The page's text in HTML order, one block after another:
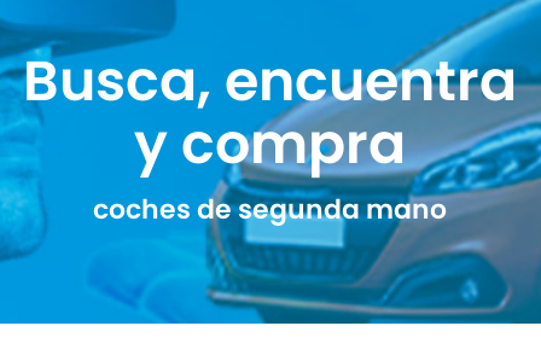
Busca, encuentra
y compra
coches de segunda mano